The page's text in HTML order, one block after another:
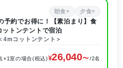
朝食× 夕食×
予約でお得に！【素泊まり】食
トンテントで宿泊
4mコットンテント＞
×1室の場合(税込) 26,040 /2名